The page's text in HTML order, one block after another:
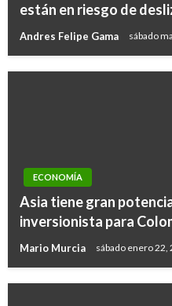
están en riesgo de
Andres Felipe Gama sábado
ECONOMÍA
Asia tiene gran
inversionista para
Mario Murcia sábado enero 22,